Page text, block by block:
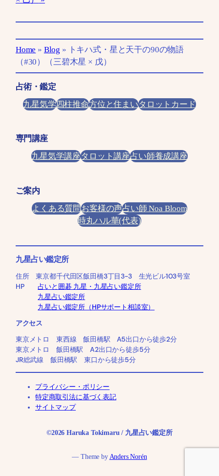
Home » Blog » トキハ式・星と天干の90の物語
（#30）（三碧木星 × 戊）
占術・鑑定
九星気学四柱推命方位と住まいタロットカード
専門講座
九星気学講座タロット講座占い師養成講座
ご案内
よくある質問お客様の声占い師 Noa Bloom
時丸ハル華(代表)
九星占い鑑定所
住所 東京都千代田区飯田橋3丁目3-3 生光ビル103号室
HP占いと囲碁 九星・九星占い鑑定所
九星占い鑑定所
九星占い鑑定所（HPサポート相談室）
アクセス
東京メトロ 東西線 飯田橋駅 A5出口から徒歩2分
東京メトロ 飯田橋駅 A2出口から徒歩5分
JR総武線 飯田橋駅 東口から徒歩5分
プライバシー・ポリシー
特定商取引法に基づく表記
サイトマップ
©2026 Haruka Tokimaru / 九星占い鑑定所
— Theme byAnders Norén